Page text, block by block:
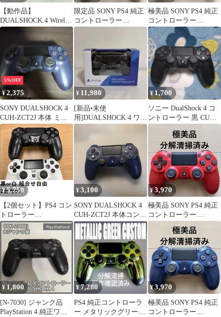
【動作品】
DUALSHOCK.4 Wireless
Controller CUH-ZCT2J
Jet Black ワイヤレスコ
ントローラー 329K
限定品 SONY PS4 純正
コントローラー
DUALSHOCK4 レッド
極美品 SONY PS4 純正
コントローラー
DUALSHOCK 4 ブラッ
ク
5%OFF
¥2,375
SONY DUALSHOCK 4
CUH-ZCT2J 本体 ミッ
ドナイトブルー
¥ 11,980
[新品•未使
用]DUALSHOCK 4 ワイ
ヤレスコントローラ
¥ 1,700
ソニー DualShock 4 コ
ントローラー 黒 CUH-
ZCT2J ジャンク
¥5,750
【2個セット】PS4 コン
トローラー
DUALSHOCK4 動作
確認済
¥3,100
SONY DUALSHOCK 4
CUH-ZCT2J 本体コント
ローラー【純正】
¥3,970
極美品 SONY PS4 純正
コントローラー
DUALSHOCK 4 レッド
¥1,800
[N-7030] ジャンク品
PlayStation 4 純正ワイ
¥7,280
PS4 純正コントローラ
ー メタリックグリーン
¥3,970
極美品 SONY PS4 純正
コントローラー